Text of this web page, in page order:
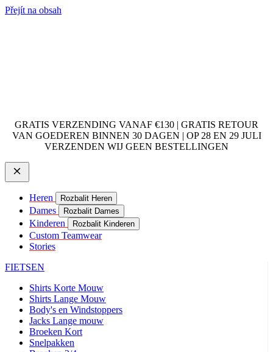
Přejít na obsah
GRATIS VERZENDING VANAF €130 | GRATIS RETOUR
VAN GOEDEREN BINNEN 30 DAGEN | OP 28 EN 29 JULI
VERZENDEN WIJ GEEN BESTELLINGEN
Heren Rozbalit Heren
Dames Rozbalit Dames
Kinderen Rozbalit Kinderen
Custom Teamwear
Stories
FIETSEN
Shirts Korte Mouw
Shirts Lange Mouw
Body's en Windstoppers
Jacks Lange mouw
Broeken Kort
Snelpakken